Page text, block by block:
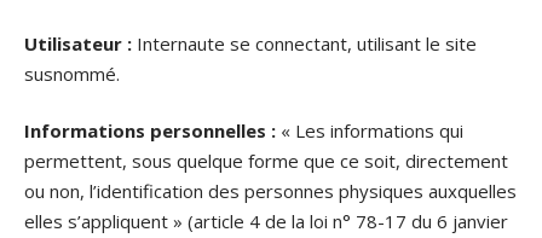
Utilisateur : Internaute se connectant, utilisant le site
susnommé.
Informations personnelles : « Les informations qui
permettent, sous quelque forme que ce soit, directement
ou non, l’identification des personnes physiques auxquelles
elles s’appliquent » (article 4 de la loi n° 78-17 du 6 janvier